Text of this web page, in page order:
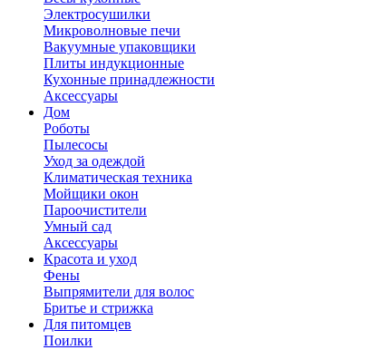
Электросушилки
Микроволновые печи
Вакуумные упаковщики
Плиты индукционные
Кухонные принадлежности
Аксессуары
Дом
Роботы
Пылесосы
Уход за одеждой
Климатическая техника
Мойщики окон
Пароочистители
Умный сад
Аксессуары
Красота и уход
Фены
Выпрямители для волос
Бритье и стрижка
Для питомцев
Поилки